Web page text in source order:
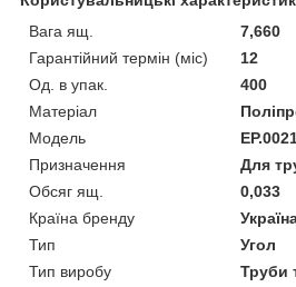
Вага ящ.
7,660
Гарантійний термін (міс)
12
Од. в упак.
400
Матеріал
Мoдель
Призначення
Для
Обсяг ящ.
0,033
Країна бренду
Тип
Угол
Тип виробу
Труби